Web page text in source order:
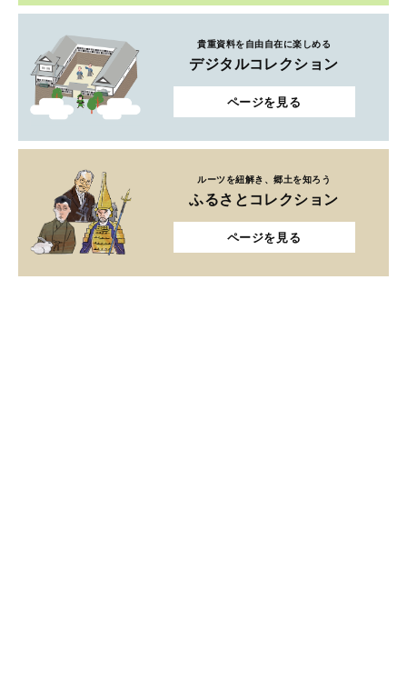
貴重資料を自由自在に楽しめる
デジタルコレクション
ページを見る
ルーツを紐解き、郷土を知ろう
ふるさとコレクション
ページを見る